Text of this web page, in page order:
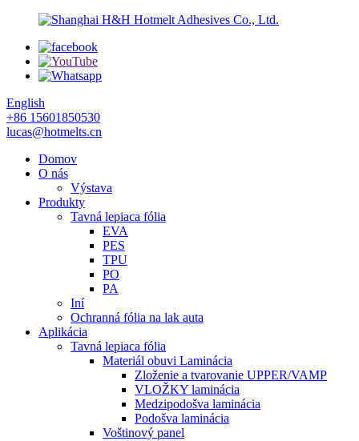
English
+86 15601850530
lucas@hotmelts.cn
Domov
O nás
Výstava
Produkty
Tavná lepiaca fólia
EVA
PES
TPU
PO
PA
Iní
Ochranná fólia na lak auta
Aplikácia
Tavná lepiaca fólia
Materiál obuvi Laminácia
Zloženie a tvarovanie UPPER/VAMP
VLOŽKY laminácia
Medzipodošva laminácia
Podošva laminácia
Voštinový panel